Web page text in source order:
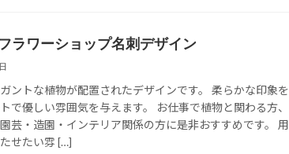
ラワーショップ名刺デザイン
ントな植物が配置されたデザインです。 柔らかな印象を
で優しい雰囲気を与えます。 お仕事で植物と関わる方、
芸・造園・インテリア関係の方に是非おすすめです。 用
せたい雰 […]